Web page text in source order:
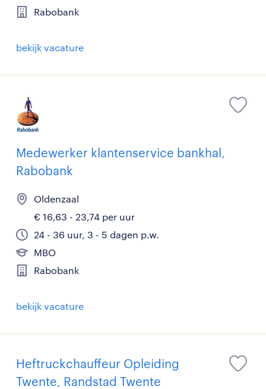
Rabobank
bekijk vacature
Medewerker klantenservice bankhal,
Rabobank
Oldenzaal
€ 16,63 - 23,74 per uur
24 - 36 uur, 3 - 5 dagen p.w.
MBO
Rabobank
bekijk vacature
Heftruckchauffeur Opleiding
Twente, Randstad Twente